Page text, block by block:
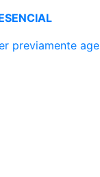
previamente